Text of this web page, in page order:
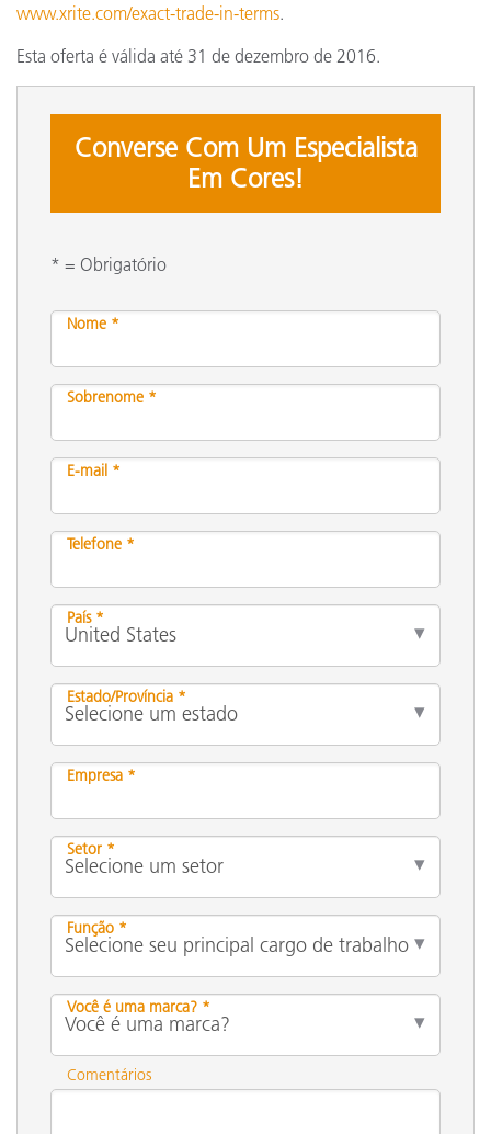
www.xrite.com/exact-trade-in-terms.
Esta oferta é válida até 31 de dezembro de 2016.
Converse Com Um Especialista
Em Cores!
* = Obrigatório
Nome *
Sobrenome *
E-mail *
Telefone *
País *
Estado/Província *
Empresa *
Setor *
Função *
Você é uma marca? *
Comentários